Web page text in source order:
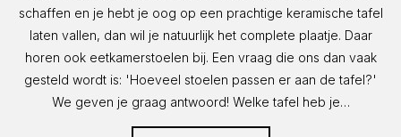
schaffen en je hebt je oog op een prachtige keramische tafel
laten vallen, dan wil je natuurlijk het complete plaatje. Daar
horen ook eetkamerstoelen bij. Een vraag die ons dan vaak
gesteld wordt is: 'Hoeveel stoelen passen er aan de tafel?'
We geven je graag antwoord! Welke tafel heb je…